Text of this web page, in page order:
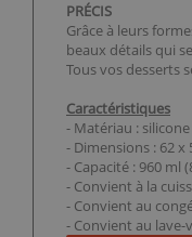
PRÉCIS
Grâce à leurs
beaux détails qui
Tous vos desserts
Caractéristiques
- Matériau : silicone
- Dimensions : 62 x
- Capacité : 960 ml
- Convient à la
- Convient au
- Convient au lave-